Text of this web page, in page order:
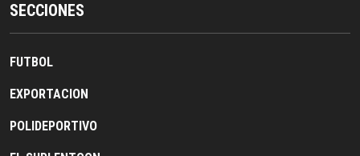
SECCIONES
FUTBOL
EXPORTACION
POLIDEPORTIVO